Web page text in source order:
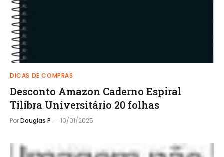
DICAS DE COMPRAS
Desconto Amazon Caderno Espiral
Tilibra Universitário 20 folhas
PorDouglas P 10/01/2025